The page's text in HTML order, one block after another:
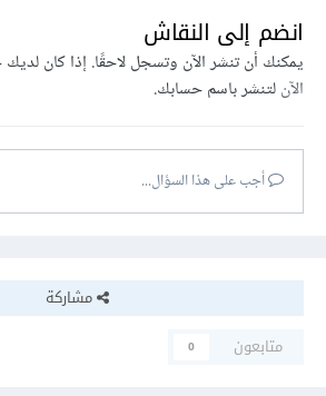
انضم إلى النقاش
يمكنك أن تنشر الآن وتسجل لاحقًا. إذا كان
الآنلتنشر باسم حسابك.
أجب على هذا السؤال...
مشاركة
متابعون
0